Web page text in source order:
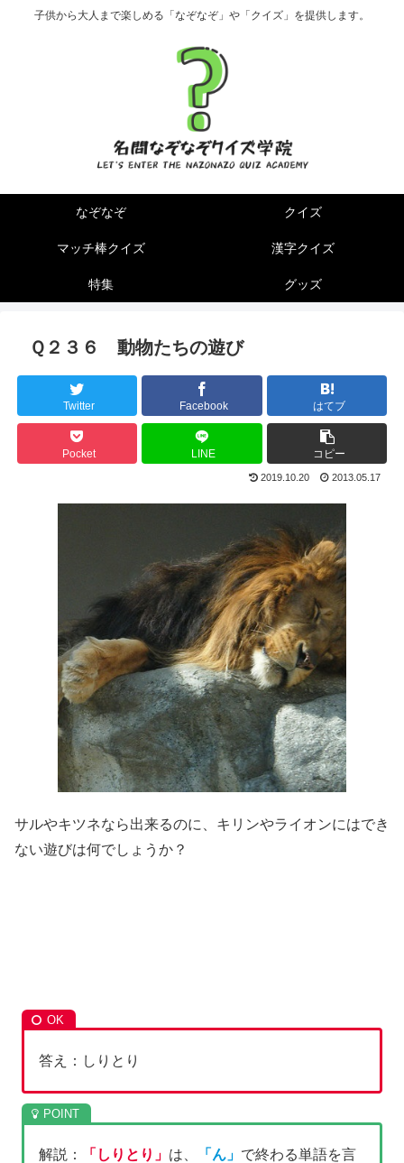
子供から大人まで楽しめる「なぞなぞ」や「クイズ」を提供します。
なぞなぞ クイズ
マッチ棒クイズ 漢字クイズ
特集 グッズ
Ｑ２３６ 動物たちの遊び
Twitter Facebook はてブ
Pocket LINE コピー
2019.10.20 2013.05.17
サルやキツネなら出来るのに、キリンやライオンにはでき
ない遊びは何でしょうか？
答え：しりとり
解説： 「しりとり」 は、 「ん」 で終わる単語を言